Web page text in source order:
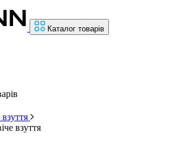
Каталог товарів
взуття